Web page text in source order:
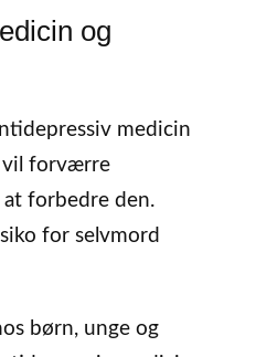
og
medicin
vil forværre
forbedre den.
for selvmord
børn, unge og